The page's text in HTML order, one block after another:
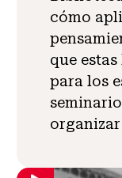
cómo
que
para los
organizar